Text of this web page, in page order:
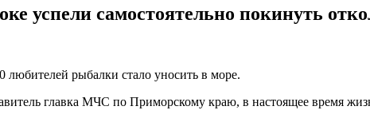
успели самостоятельно покинуть
любителей рыбалки стало уносить в море.
главка МЧС по Приморскому краю, в настоящее время